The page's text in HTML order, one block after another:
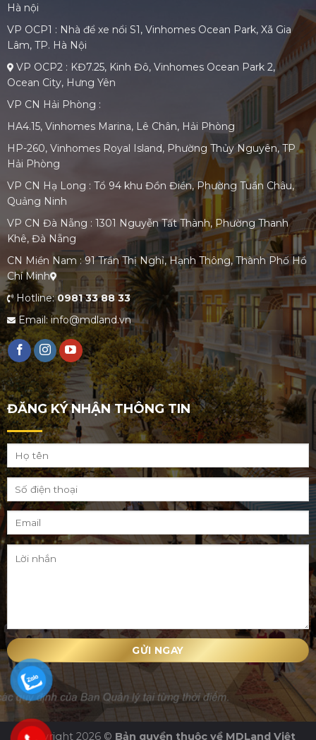
Hà nội
VP OCP1 : Nhà để xe nổi S1, Vinhomes Ocean Park, Xã Gia
Lâm, TP. Hà Nội
VP OCP2 : KĐ7.25, Kinh Đô, Vinhomes Ocean Park 2,
Ocean City, Hưng Yên
VP CN Hải Phòng :
HA4.15, Vinhomes Marina, Lê Chân, Hải Phòng
HP-260, Vinhomes Royal Island, Phường Thủy Nguyên, TP
Hải Phòng
VP CN Hạ Long : Tổ 94 khu Đồn Điền, Phường Tuần Châu,
Quảng Ninh
VP CN Đà Nẵng : 1301 Nguyễn Tất Thành, Phường Thanh
Khê, Đà Nẵng
CN Miền Nam : 91 Trần Thị Nghỉ, Hạnh Thông, Thành Phố Hồ
Chí Minh
Hotline:0981 33 88 33
Email: info@mdland.vn
ĐĂNG KÝ NHẬN THÔNG TIN
Copyright 2026 © Bản quyền thuộc về MDLand Việt